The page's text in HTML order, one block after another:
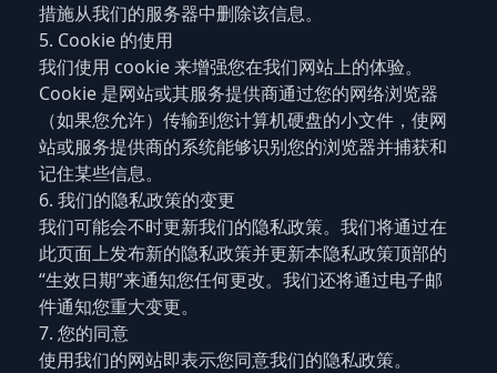
措施从我们的服务器中删除该信息。
5. Cookie 的使用
我们使用 cookie 来增强您在我们网站上的体验。
Cookie 是网站或其服务提供商通过您的网络浏览器
（如果您允许）传输到您计算机硬盘的小文件，使网
站或服务提供商的系统能够识别您的浏览器并捕获和
记住某些信息。
6. 我们的隐私政策的变更
我们可能会不时更新我们的隐私政策。我们将通过在
此页面上发布新的隐私政策并更新本隐私政策顶部的
“生效日期”来通知您任何更改。我们还将通过电子邮
件通知您重大变更。
7. 您的同意
使用我们的网站即表示您同意我们的隐私政策。